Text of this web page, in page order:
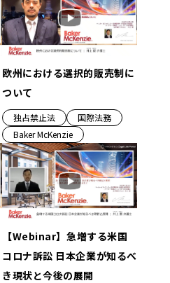
欧州における選択的販売制に
ついて
独占禁止法
国際法務
Baker McKenzie
【Webinar】急増する米国
コロナ訴訟 日本企業が知るべ
き現状と今後の展開